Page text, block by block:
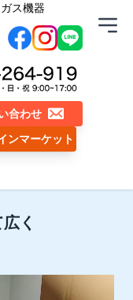
ス機器
合わせ
ンマーケット
く